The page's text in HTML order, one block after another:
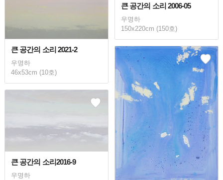
큰 공간의 소리 2006-05
우명하
150x220cm (150호)
큰 공간의 소리 2021-2
우명하
46x53cm (10호)
큰 공간의 소리2016-9
우명하